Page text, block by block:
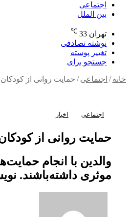
اجتماعی
بین الملل
تهران 33
℃
نوشته تصادفی
تغییر پوسته
جستجو برای
خانه / اجتماعی / حمایت روانی از
اجتماعی اخبار
حمایت روانی از
والدین با انجام
موثری داشته‌باشند.